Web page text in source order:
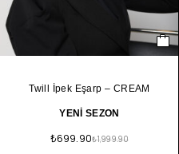
Twill İpek Eşarp – CREAM
YENİ SEZON
₺1,999.90
₺699.90